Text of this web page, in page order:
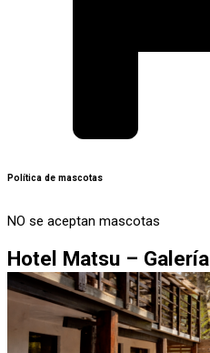
Política de mascotas
NO se aceptan mascotas
Hotel Matsu – Galería